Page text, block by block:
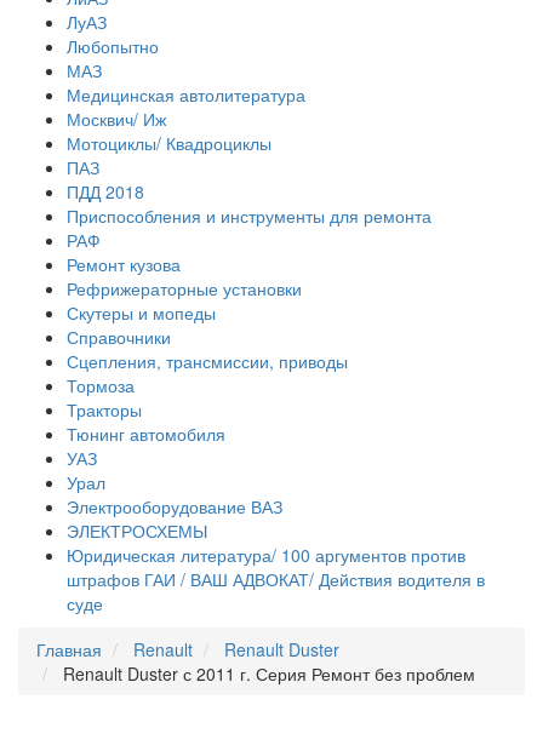
ЛуАЗ
Любопытно
МАЗ
Медицинская автолитература
Москвич/ Иж
Мотоциклы/ Квадроциклы
ПАЗ
ПДД 2018
Приспособления и инструменты для ремонта
РАФ
Ремонт кузова
Рефрижераторные установки
Скутеры и мопеды
Справочники
Сцепления, трансмиссии, приводы
Тормоза
Тракторы
Тюнинг автомобиля
УАЗ
Урал
Электрооборудование ВАЗ
ЭЛЕКТРОСХЕМЫ
Юридическая литература/ 100 аргументов против
штрафов ГАИ / ВАШ АДВОКАТ/ Действия водителя в
суде
Главная
Renault
Renault Duster
Renault Duster с 2011 г. Серия Ремонт без проблем